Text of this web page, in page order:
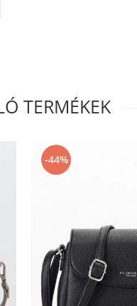
TERMÉKEK
-44%